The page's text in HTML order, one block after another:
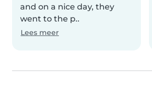
and on a nice day, they
went to the p..
Lees meer